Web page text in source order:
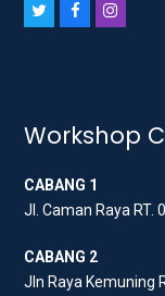
t
r
F
b
o
k
a
a
Workshop
CABANG 1
Jl. Caman Raya RT.
CABANG 2
Jln Raya Kemuning